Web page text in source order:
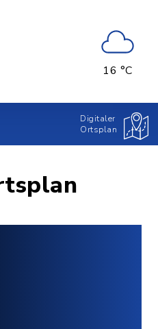
16 °C
Digitaler
Ortsplan